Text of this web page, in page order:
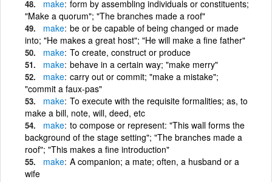
make form by assembling individuals or constituents;
"Make a quorum"; "The branches made a roof"
make be or be capable of being changed or made
into; "He makes a great host"; "He will make a fine father"
make To create, construct or produce
make behave in a certain way; "make merry"
make carry out or commit; "make a mistake";
"commit a faux-pas"
make To execute with the requisite formalities; as, to
make a bill, note, will, deed, etc
make to compose or represent: "This wall forms the
background of the stage setting"; "The branches made a
roof"; "This makes a fine introduction"
make A companion; a mate; often, a husband or a
wife